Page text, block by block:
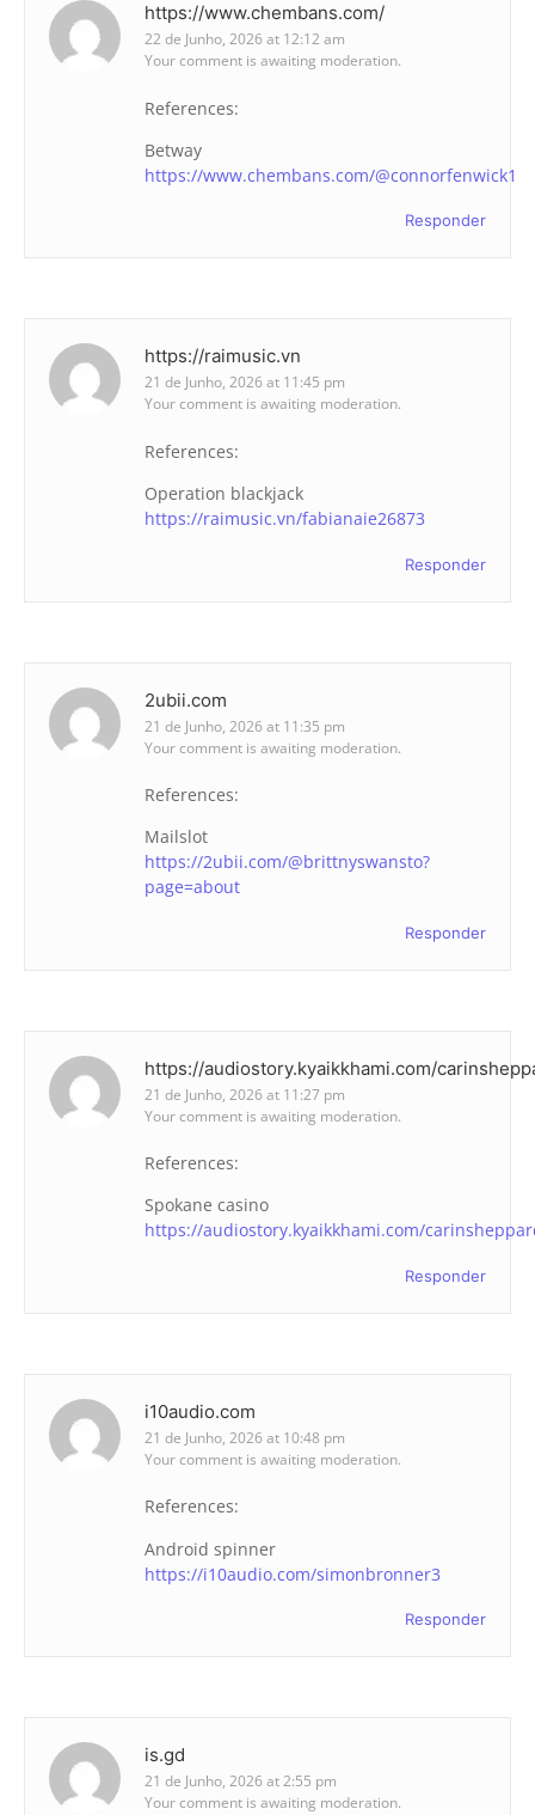
https://www.chembans.com/
22 de Junho, 2026 at 12:12 am
Your comment is awaiting moderation.
References:
Betway
https://www.chembans.com/@connorfenwick1
Responder
https://raimusic.vn
21 de Junho, 2026 at 11:45 pm
Your comment is awaiting moderation.
References:
Operation blackjack
https://raimusic.vn/fabianaie26873
Responder
2ubii.com
21 de Junho, 2026 at 11:35 pm
Your comment is awaiting moderation.
References:
Mailslot
https://2ubii.com/@brittnyswansto?
page=about
Responder
https://audiostory.kyaikkhami.com/
21 de Junho, 2026 at 11:27 pm
Your comment is awaiting moderation.
References:
Spokane casino
https://audiostory.kyaikkhami.com/
Responder
i10audio.com
21 de Junho, 2026 at 10:48 pm
Your comment is awaiting moderation.
References:
Android spinner
https://i10audio.com/simonbronner3
Responder
is.gd
21 de Junho, 2026 at 2:55 pm
Your comment is awaiting moderation.